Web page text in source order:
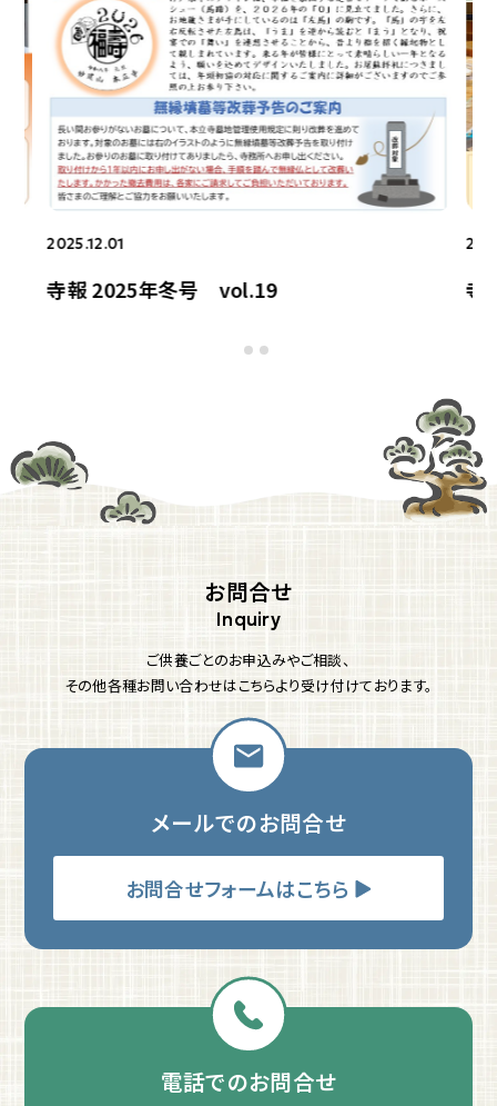
2025.12.01
寺報 2025年冬号 vol.19 寺
お問合せ
ご供養ごとのお申込みやご相談、
その他各種お問い合わせはこちらより受け付けております。
メールでのお問合せ
お問合せフォームはこちら
電話でのお問合せ